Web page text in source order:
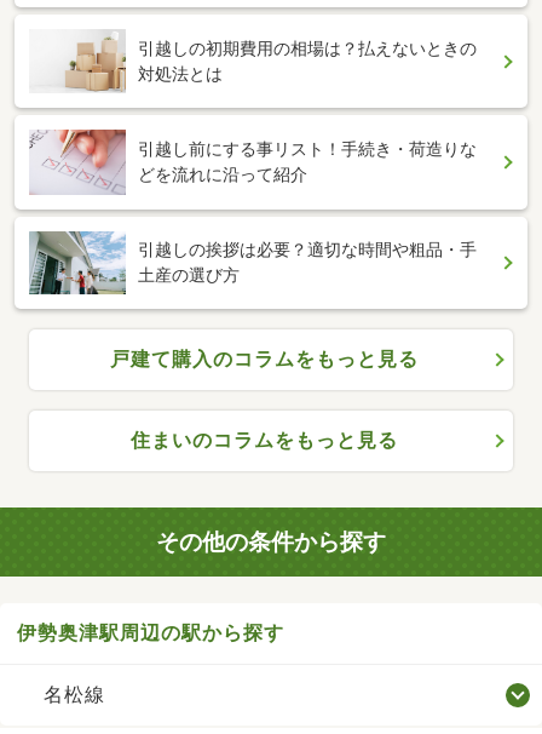
引越しの初期費用の相場は？払えないときの
対処法とは
引越し前にする事リスト！手続き・荷造りな
どを流れに沿って紹介
引越しの挨拶は必要？適切な時間や粗品・手
土産の選び方
戸建て購入のコラムをもっと見る
住まいのコラムをもっと見る
その他の条件から探す
伊勢奥津駅周辺の駅から探す
名松線